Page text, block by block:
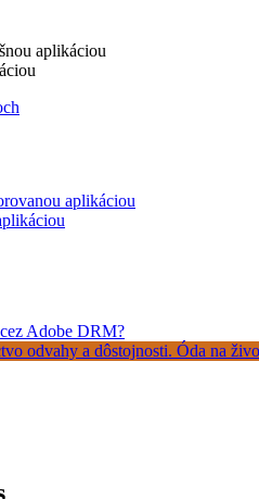
aplikáciou
aplikáciou
Adobe DRM?